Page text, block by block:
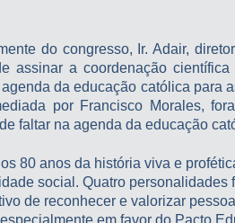
do congresso, Ir. Adair,
assinar a coordenação
da educação católica para
por Francisco Morales,
faltar na agenda da educação
80 anos da história viva e
social. Quatro
de reconhecer e valorizar
em favor do Pacto